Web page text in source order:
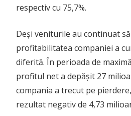
respectiv cu 75,7%.
Deși veniturile au continuat să
profitabilitatea companiei a
diferită. În perioada de
profitul net a depășit 27
compania a trecut pe
rezultat negativ de 4,73